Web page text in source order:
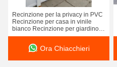
Recinzione per la privacy in PVC
Recinzione per casa in vinile
bianco Recinzione per giardino in
plastica esterna
Ora Chiacchieri